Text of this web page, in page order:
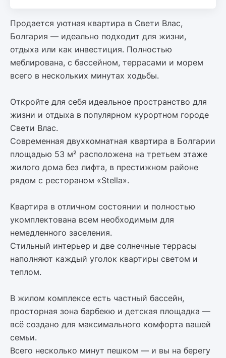
Продается уютная квартира в Свети Влас,
Болгария — идеально подходит для жизни,
отдыха или как инвестиция. Полностью
меблирована, с бассейном, террасами и морем
всего в нескольких минутах ходьбы.
Откройте для себя идеальное пространство для
жизни и отдыха в популярном курортном городе
Свети Влас.
Современная двухкомнатная квартира в Болгарии
площадью 53 м² расположена на третьем этаже
жилого дома без лифта, в престижном районе
рядом с рестораном «Stella».
Квартира в отличном состоянии и полностью
укомплектована всем необходимым для
немедленного заселения.
Стильный интерьер и две солнечные террасы
наполняют каждый уголок квартиры светом и
теплом.
В жилом комплексе есть частный бассейн,
просторная зона барбекю и детская площадка —
всё создано для максимального комфорта вашей
семьи.
Всего несколько минут пешком — и вы на берегу